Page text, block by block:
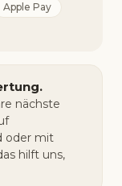
Apple Pay
nächste
oder mit
hilft uns,